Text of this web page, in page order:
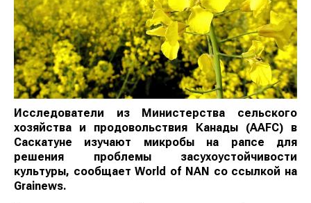
Исследователи из Министерства сельского
хозяйства и продовольствия Канады (AAFC) в
Саскатуне изучают микробы на рапсе для
решения проблемы засухоустойчивости
культуры, сообщает World of NAN со ссылкой на
Grainews.